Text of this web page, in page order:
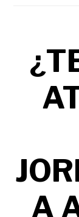
A